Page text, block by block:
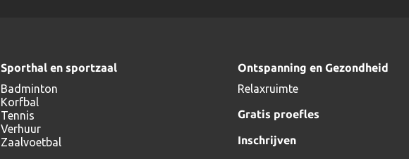
Sporthal en sportzaal
Badminton
Korfbal
Tennis
Verhuur
Zaalvoetbal
Ontspanning en Gezondheid
Relaxruimte
Gratis proefles
Inschrijven